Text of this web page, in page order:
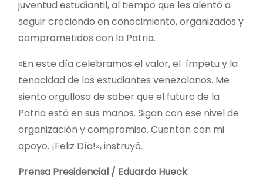
juventud estudiantil, al tiempo que les alentó a
seguir creciendo en conocimiento, organizados y
comprometidos con la Patria.
«En este día celebramos el valor, el ímpetu y la
tenacidad de los estudiantes venezolanos. Me
siento orgulloso de saber que el futuro de la
Patria está en sus manos. Sigan con ese nivel de
organización y compromiso. Cuentan con mi
apoyo. ¡Feliz Día!», instruyó.
Prensa Presidencial / Eduardo Hueck